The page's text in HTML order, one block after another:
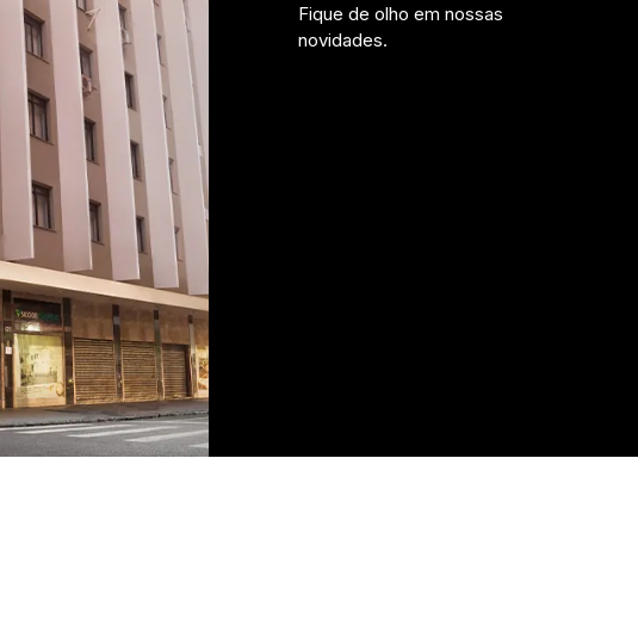
Fique de olho em nossas
novidades.